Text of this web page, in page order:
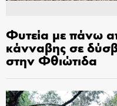
Φυτεία με πάνω
κάνναβης σε
στην Φθιώτιδα